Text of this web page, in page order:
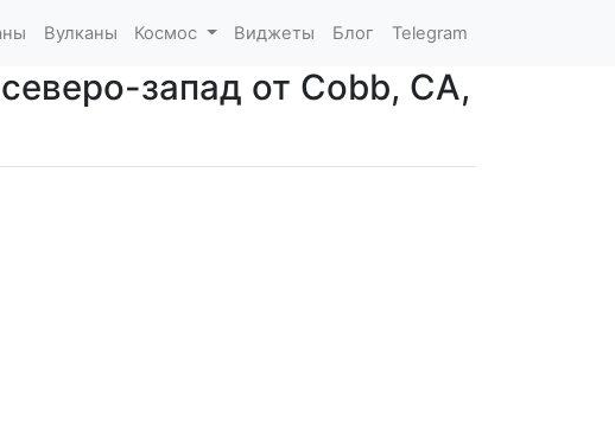
Вулканы Космос Виджеты Блог Telegram
запад от Cobb, CA,